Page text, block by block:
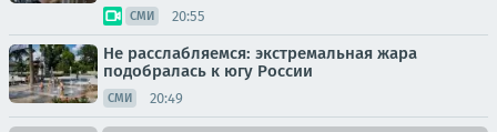
СМИ 20:55
Не расслабляемся: экстремальная жара
подобралась к югу России
СМИ 20:49